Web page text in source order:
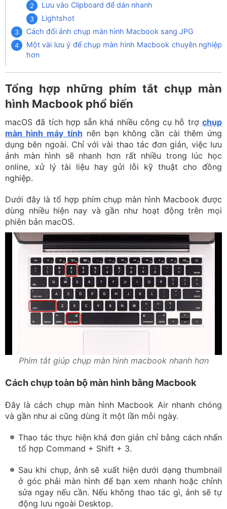
Lưu vào Clipboard để dán nhanh
Lightshot
Cách đổi ảnh chụp màn hình Macbook sang JPG
Một vài lưu ý để chụp màn hình Macbook chuyên nghiệp
hơn
Tổng hợp những phím tắt chụp màn
hình Macbook phổ biến
macOS đã tích hợp sẵn khá nhiều công cụ hỗ trợ chụp
màn hình máy tính nên bạn không cần cài thêm ứng
dụng bên ngoài. Chỉ với vài thao tác đơn giản, việc lưu
ảnh màn hình sẽ nhanh hơn rất nhiều trong lúc học
online, xử lý tài liệu hay gửi lỗi kỹ thuật cho đồng
nghiệp.
Dưới đây là tổ hợp phím chụp màn hình Macbook được
dùng nhiều hiện nay và gần như hoạt động trên mọi
phiên bản macOS.
Phím tắt giúp chụp màn hình macbook nhanh hơn
Cách chụp toàn bộ màn hình bằng Macbook
Đây là cách chụp màn hình Macbook Air nhanh chóng
và gần như ai cũng dùng ít một lần mỗi ngày.
Thao tác thực hiện khá đơn giản chỉ bằng cách nhấn
tổ hợp Command + Shift + 3.
Sau khi chụp, ảnh sẽ xuất hiện dưới dạng thumbnail
ở góc phải màn hình để bạn xem nhanh hoặc chỉnh
sửa ngay nếu cần. Nếu không thao tác gì, ảnh sẽ tự
động lưu ngoài Desktop.